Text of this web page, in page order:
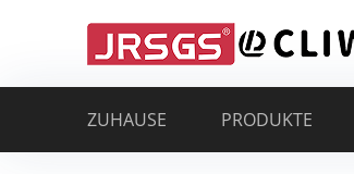
ZUHAUSE PRODUKTE